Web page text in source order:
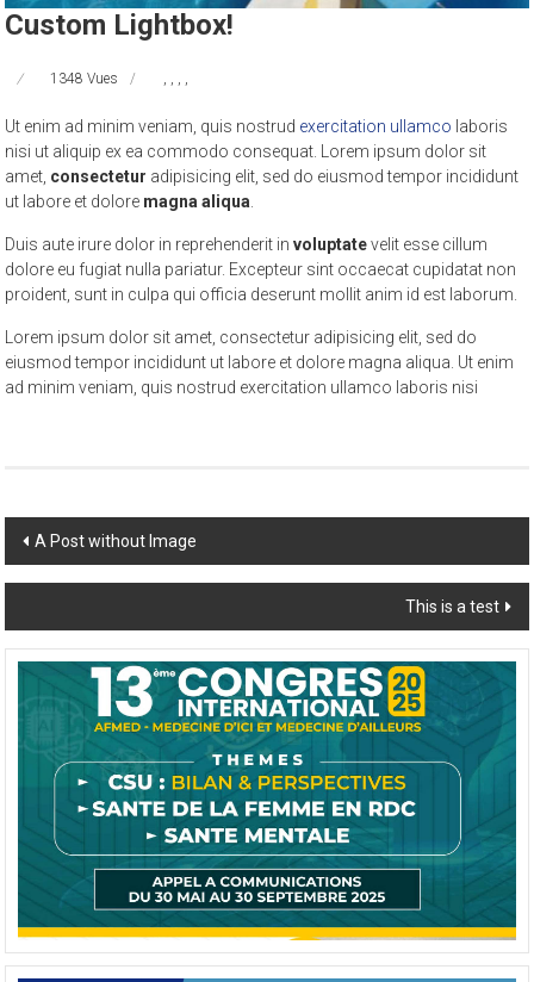
Custom Lightbox!
1348 Vues , , , ,
Ut enim ad minim veniam, quis nostrud exercitation ullamco laboris
nisi ut aliquip ex ea commodo consequat. Lorem ipsum dolor sit
amet, consectetur adipisicing elit, sed do eiusmod tempor incididunt
ut labore et dolore magna aliqua.
Duis aute irure dolor in reprehenderit involuptatevelit esse cillum
dolore eu fugiat nulla pariatur. Excepteur sint occaecat cupidatat non
proident, sunt in culpa qui officia deserunt mollit anim id est laborum.
Lorem ipsum dolor sit amet, consectetur adipisicing elit, sed do
eiusmod tempor incididunt ut labore et dolore magna aliqua. Ut enim
ad minim veniam, quis nostrud exercitation ullamco laboris nisi
Post
navigation
A Post without Image
This is a test